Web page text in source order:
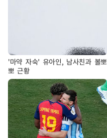
'마약 자숙' 유아인, 남사친과 볼뽀
뽀 근황